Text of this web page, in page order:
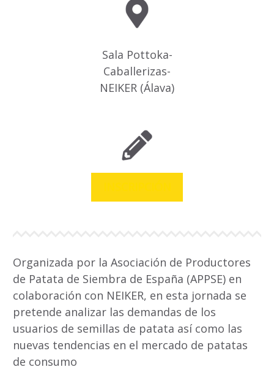
Sala Pottoka-
Caballerizas-
NEIKER (Álava)
Organizada por la Asociación de Productores
de Patata de Siembra de España (APPSE) en
colaboración con NEIKER, en esta jornada se
pretende analizar las demandas de los
usuarios de semillas de patata así como las
nuevas tendencias en el mercado de patatas
de consumo